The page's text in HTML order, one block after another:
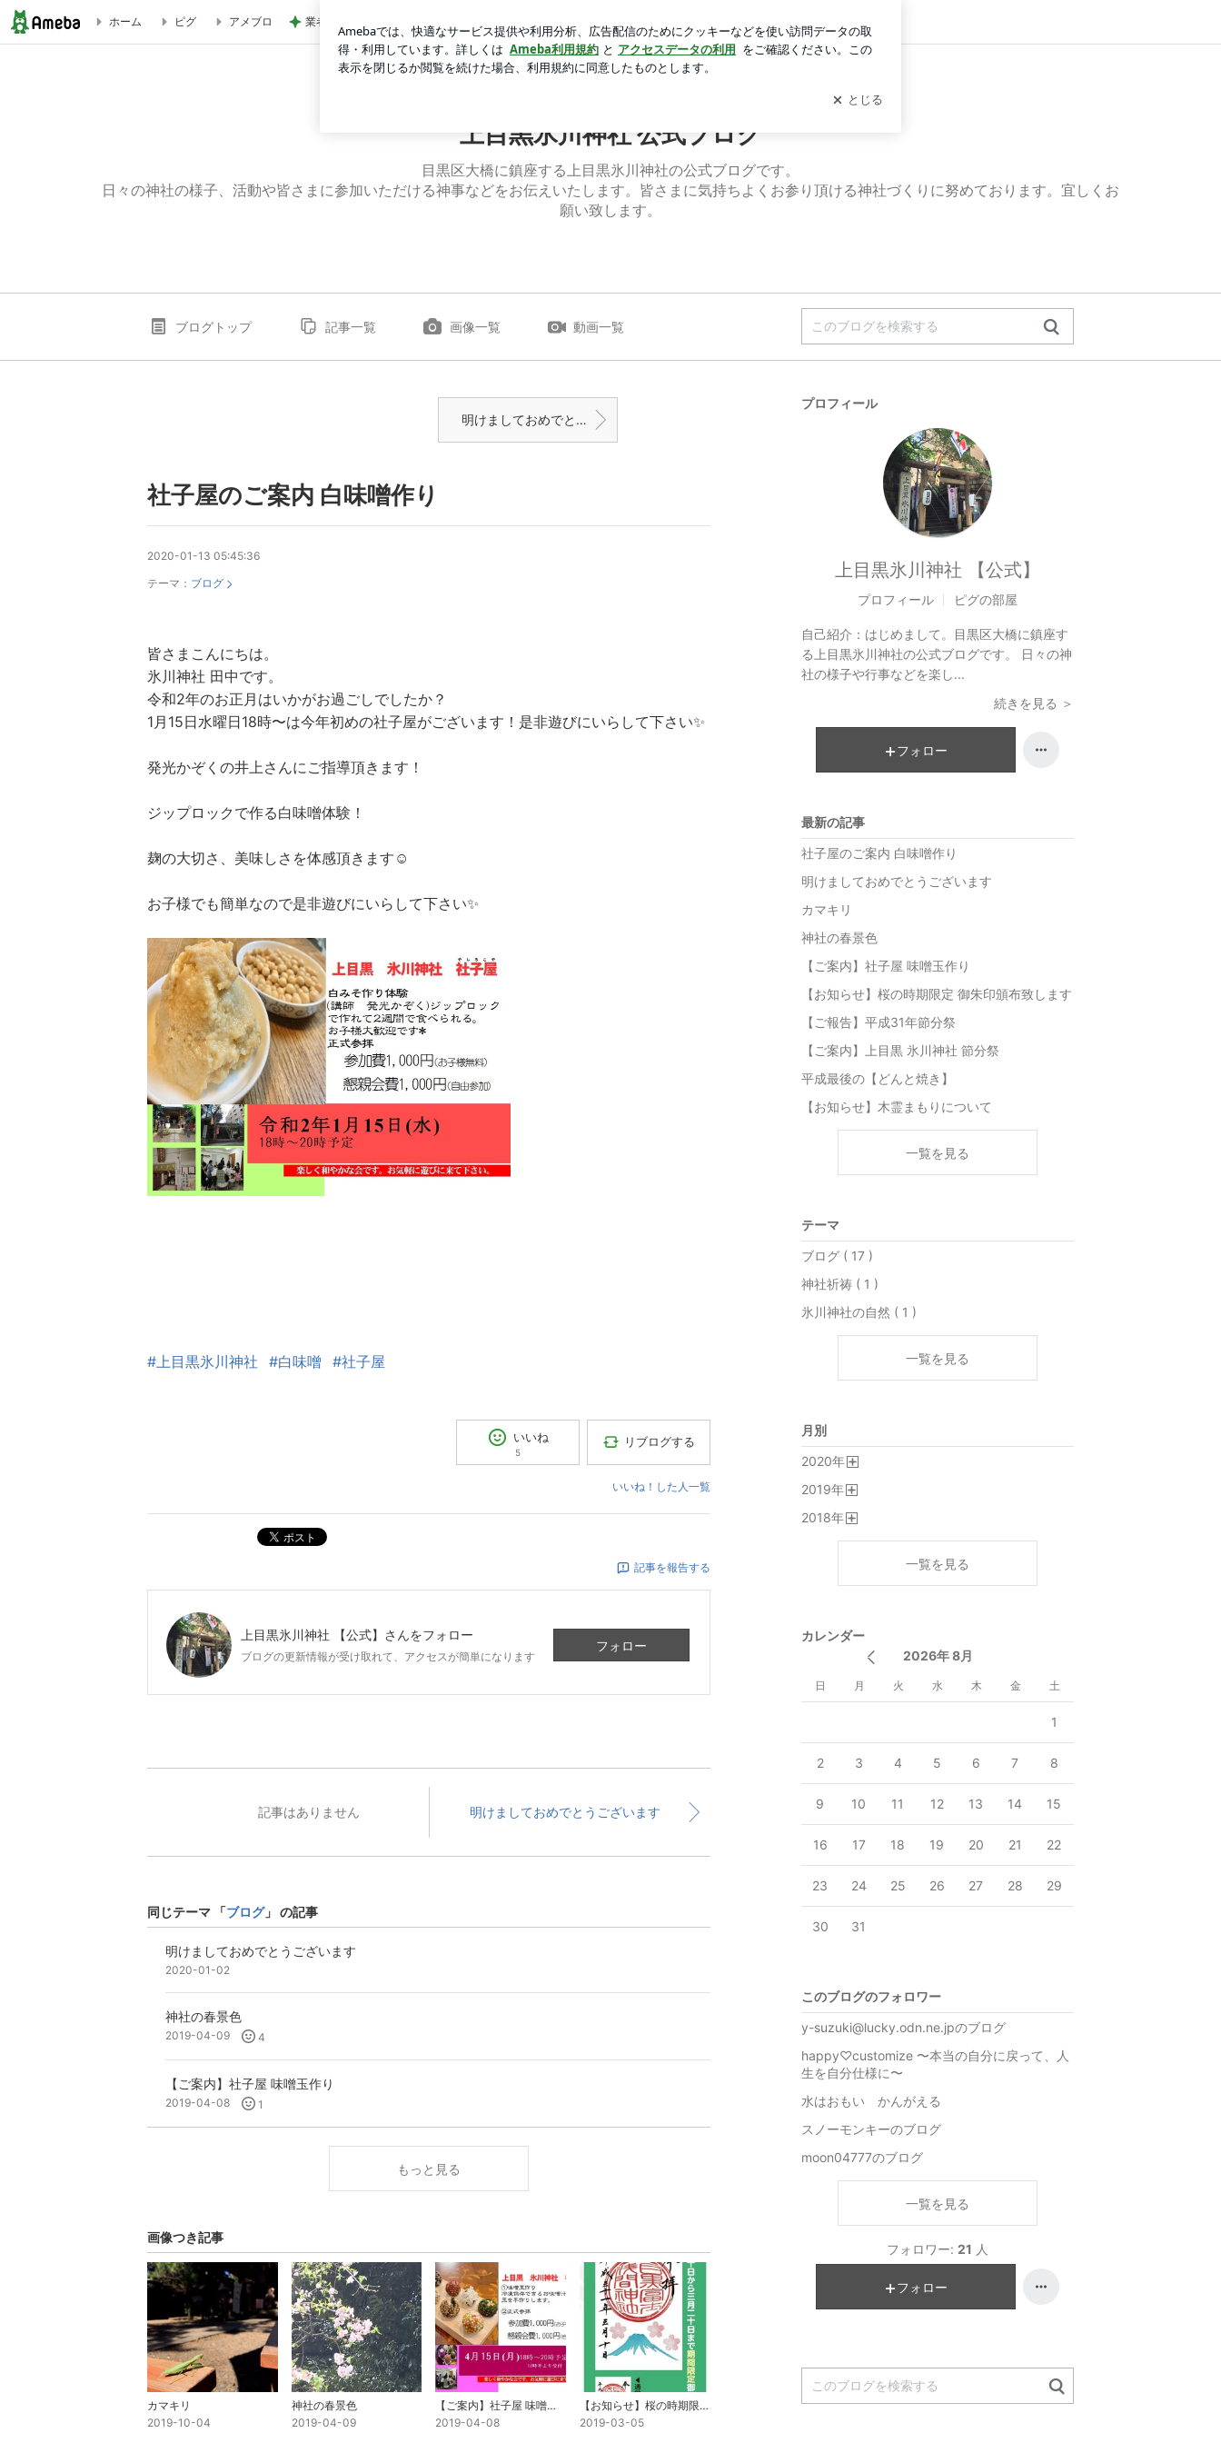
社子屋のご案内 白味噌作り | 上目黒氷川神社 公式ブログ
ホーム ピグ アメブロ 業者が言う長期優良不要の本当の訳 ログイン
上目黒氷川神社 公式ブログ
目黒区大橋に鎮座する上目黒氷川神社の公式ブログです。
日々の神社の様子、活動や皆さまに参加いただける神事などをお伝えいたします。皆さまに気持ちよくお参り頂ける神社づくりに努めております。宜しくお
願い致します。
ブログトップ 記事一覧 画像一覧 動画一覧
明けましておめでとうございます
社子屋のご案内 白味噌作り
2020-01-13 05:45:36
テーマ： ブログ
皆さまこんにちは。
氷川神社 田中です。
令和2年のお正月はいかがお過ごしでしたか？
1月15日水曜日18時〜は今年初めの社子屋がございます！是非遊びにいらして下さい✨
発光かぞくの井上さんにご指導頂きます！
ジップロックで作る白味噌体験！
麹の大切さ、美味しさを体感頂きます☺️
お子様でも簡単なので是非遊びにいらして下さい✨
#上目黒氷川神社 #白味噌 #社子屋
いいね
5
リブログする
いいね！した人一覧
ポスト
記事を報告する
上目黒氷川神社 【公式】 さんをフォロー
ブログの更新情報が受け取れて、アクセスが簡単になります
フォロー
記事はありません 明けましておめでとうございます
同じテーマ 「ブログ」 の記事
明けましておめでとうございます
2020-01-02
神社の春景色
2019-04-09 4
【ご案内】社子屋 味噌玉作り
2019-04-08 1
もっと見る
画像つき記事
カマキリ
2019-10-04
神社の春景色
2019-04-09
【ご案内】社子屋 味噌玉作り
2019-04-08
【お知らせ】桜の時期限定 御朱印頒布致します
2019-03-05
プロフィール
上目黒氷川神社 【公式】
プロフィール ピグの部屋
自己紹介： はじめまして。目黒区大橋に鎮座す
る上目黒氷川神社の公式ブログです。 日々の神
社の様子や行事などを楽し...
続きを見る ＞
フォロー
最新の記事
社子屋のご案内 白味噌作り
明けましておめでとうございます
カマキリ
神社の春景色
【ご案内】社子屋 味噌玉作り
【お知らせ】桜の時期限定 御朱印頒布致します
【ご報告】平成31年節分祭
【ご案内】上目黒 氷川神社 節分祭
平成最後の【どんと焼き】
【お知らせ】木霊まもりについて
一覧を見る
テーマ
ブログ ( 17 )
神社祈祷 ( 1 )
氷川神社の自然 ( 1 )
一覧を見る
月別
2020年
2019年
2018年
一覧を見る
カレンダー
2026年 8月
日 月 火 水 木 金 土
1
2 3 4 5 6 7 8
9 10 11 12 13 14 15
16 17 18 19 20 21 22
23 24 25 26 27 28 29
30 31
このブログのフォロワー
y-suzuki@lucky.odn.ne.jpのブログ
happy♡customize 〜本当の自分に戻って、人
生を自分仕様に〜
水はおもい かんがえる
スノーモンキーのブログ
moon04777のブログ
一覧を見る
フォロワー: 21 人
フォロー